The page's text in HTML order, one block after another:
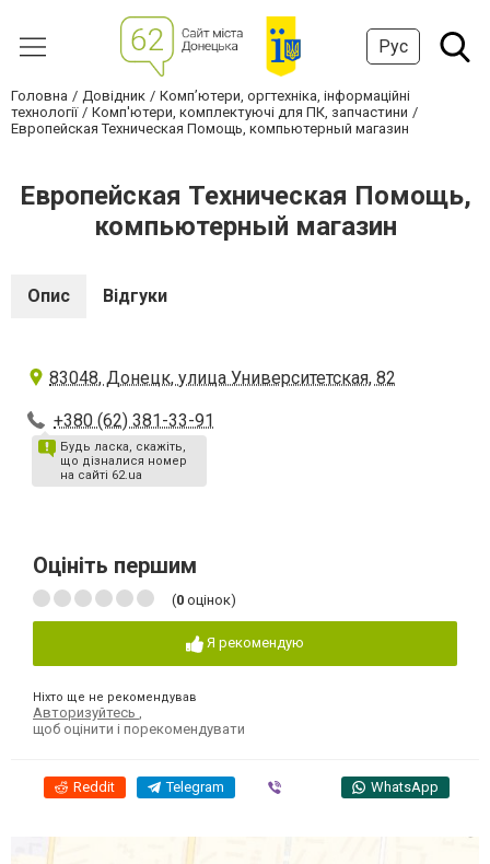
Рус
Головна Довідник
Комп’ютери, оргтехніка, інформаційні
технології
Комп'ютери, комплектуючі для ПК, запчастини
Европейская Техническая Помощь, компьютерный магазин
Европейская Техническая Помощь,
компьютерный магазин
Опис Відгуки
83048, Донецк, улица Университетская, 82
+380 (62) 381-33-91
Будь ласка, скажіть,
що дізналися номер
на сайті 62.ua
Оцініть першим
(0 оцінок)
Я рекомендую
Ніхто ще не рекомендував
Авторизуйтесь
щоб оцінити і порекомендувати
Reddit Telegram WhatsApp